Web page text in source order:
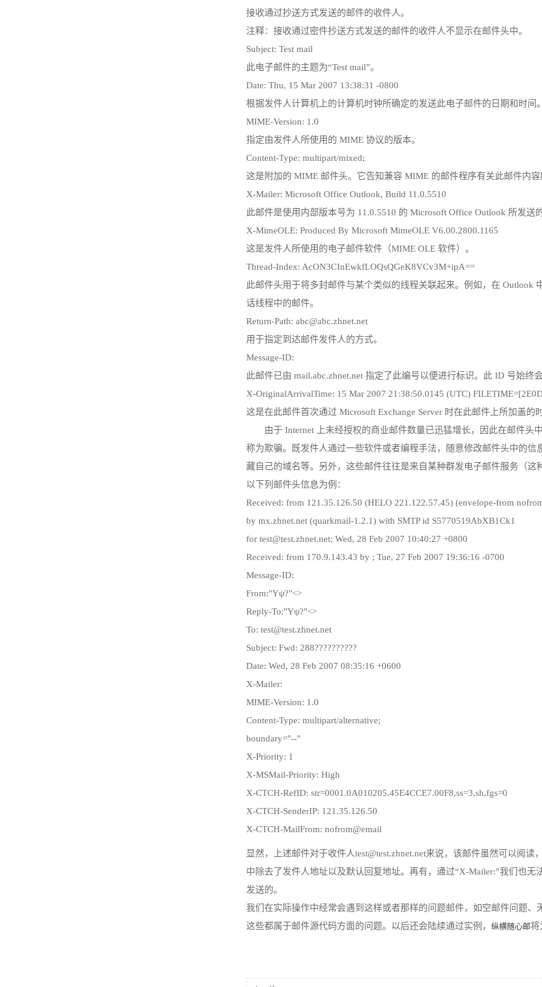
接收通过抄送方式发送的邮件的收件人。
注释：接收通过密件抄送方式发送的邮件的收件人不显示在邮件头中。
Subject: Test mail
此电子邮件的主题为“Test mail”。
Date: Thu, 15 Mar 2007 13:38:31 -0800
根据发件人计算机上的计算机时钟所确定的发送此电子邮件的日期和时间
MIME-Version: 1.0
指定由发件人所使用的 MIME 协议的版本。
Content-Type: multipart/mixed;
这是附加的 MIME 邮件头。它告知兼容 MIME 的邮件程序有关此邮件内
X-Mailer: Microsoft Office Outlook, Build 11.0.5510
此邮件是使用内部版本号为 11.0.5510 的 Microsoft Office Outlook 所发送
X-MimeOLE: Produced By Microsoft MimeOLE V6.00.2800.1165
这是发件人所使用的电子邮件软件（MIME OLE 软件）。
Thread-Index: AcON3CInEwkfLOQsQGeK8VCv3M+ipA==
此邮件头用于将多封邮件与某个类似的线程关联起来。例如，在 Outlook
话线程中的邮件。
Return-Path: abc@abc.zhnet.net
用于指定到达邮件发件人的方式。
Message-ID:
此邮件已由 mail.abc.zhnet.net 指定了此编号以便进行标识。此 ID 号始终
X-OriginalArrivalTime: 15 Mar 2007 21:38:50.0145 (UTC)
这是在此邮件首次通过 Microsoft Exchange Server 时在此邮件上所加盖的
由于 Internet 上未经授权的商业邮件数量已迅猛增长，因此在邮件头
称为欺骗。既发件人通过一些软件或者编程手法，随意修改邮件头中的信
藏自己的域名等。另外，这些邮件往往是来自某种群发电子邮件服务（这
以下列邮件头信息为例：
Received: from 121.35.126.50 (HELO 221.122.57.45) (envelope-from
by mx.zhnet.net (quarkmail-1.2.1) with SMTP id S5770519AbXB1Ck1
for test@test.zhnet.net; Wed, 28 Feb 2007 10:40:27 +0800
Received: from 170.9.143.43 by ; Tue, 27 Feb 2007 19:36:16 -0700
Message-ID:
From:"Υψ?"<>
Reply-To:"Υψ?"<>
To: test@test.zhnet.net
Subject: Fwd: 288??????????
Date: Wed, 28 Feb 2007 08:35:16 +0600
X-Mailer:
MIME-Version: 1.0
Content-Type: multipart/alternative;
boundary="--"
X-Priority: 1
X-MSMail-Priority: High
X-CTCH-RefID: str=0001.0A010205.45E4CCE7.00F8,ss=3,sh,fgs=0
X-CTCH-SenderIP: 121.35.126.50
X-CTCH-MailFrom: nofrom@email
显然，上述邮件对于收件人test@test.zhnet.net来说，该邮件虽然可以阅
中除去了发件人地址以及默认回复地址。再有，通过“X-Mailer:”我们也
发送的。
我们在实际操作中经常会遇到这样或者那样的问题邮件，如空邮件问题、
这些都属于邮件源代码方面的问题。以后还会陆续通过实例， 纵横随心邮将